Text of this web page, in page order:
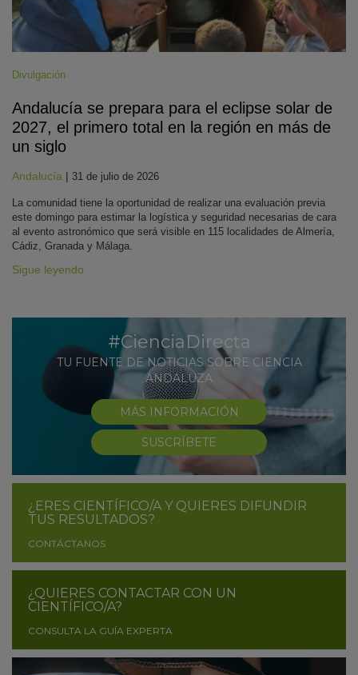
Divulgación
Andalucía se prepara para el eclipse solar de
2027, el primero total en la región en más de
un siglo
Andalucía | 31 de julio de 2026
La comunidad tiene la oportunidad de realizar una evaluación previa
este domingo para estimar la logística y seguridad necesarias de cara
al evento astronómico que será visible en 115 localidades de Almería,
Cádiz, Granada y Málaga.
Sigue leyendo
#CienciaDirecta
TU FUENTE DE NOTICIAS SOBRE CIENCIA
ANDALUZA
MÁS INFORMACIÓN
SUSCRÍBETE
¿ERES CIENTÍFICO/A Y QUIERES DIFUNDIR
TUS RESULTADOS?
CONTÁCTANOS
¿QUIERES CONTACTAR CON UN
CIENTÍFICO/A?
CONSULTA LA GUÍA EXPERTA